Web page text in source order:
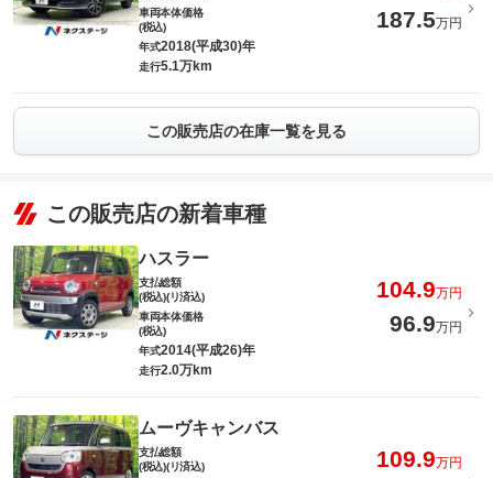
車両本体価格
(税込)
187.5万円
年式2018(平成30)年
走行5.1万km
この販売店の在庫一覧を見る
この販売店の新着車種
ハスラー
支払総額
(税込)(リ済込)
104.9万円
車両本体価格
(税込)
96.9万円
年式2014(平成26)年
走行2.0万km
ムーヴキャンバス
支払総額
(税込)(リ済込)
109.9万円